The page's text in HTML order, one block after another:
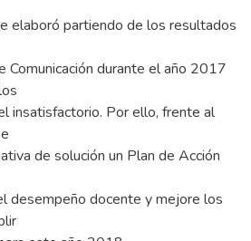
elaboró partiendo de los resultados
Comunicación durante el año 2017
insatisfactorio. Por ello, frente al
de solución un Plan de Acción
desempeño docente y mejore los